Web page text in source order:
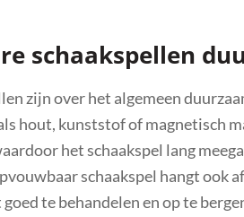
schaakspellen
zijn over het algemeen
hout, kunststof of magnetisch
het schaakspel lang
schaakspel hangt ook
te behandelen en op te